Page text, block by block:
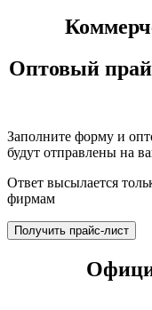
Оптовый
Заполните форму и
будут отправлены на
Ответ высылается
фирмам
Получить прайс-лист